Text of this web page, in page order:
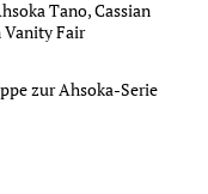
Tano, Cassian
Vanity Fair
zur Ahsoka-Serie